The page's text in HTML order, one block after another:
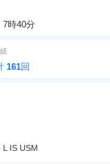
7時40分
161回
IS USM